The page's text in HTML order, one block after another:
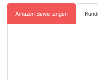
Amazon Bewertungen